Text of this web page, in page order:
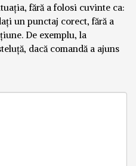
fără a folosi cuvinte ca:
un punctaj corect, fără a
De exemplu, la
dacă comandă a ajuns